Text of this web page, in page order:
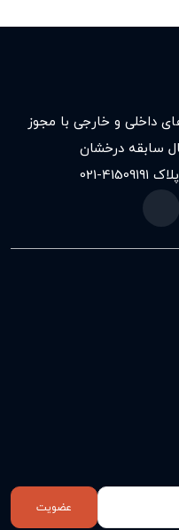
داخلی و خارجی با مجوز
۱۹۱
021-41509
عضویت